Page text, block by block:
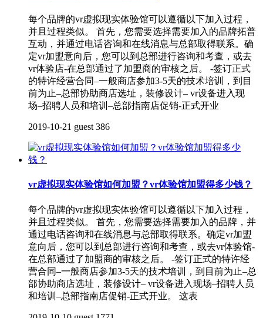
每个品牌的vr虚拟现实体验馆可以遵循以下加入过程，
并且过程类似。 首先，您需要选择需要加入的品牌拓普
互动，并通过电话咨询和在线消息与总部取得联系。确
定vr加盟意向后，您可以到总部进行咨询和考查，或去
vr体验店-在总部通过了加盟商的审核之后。 -签订正式
的特许经营合同–一般商店参加3-5天的技术培训，到目
前为止–总部协助商店选址，装修设计– vr设备进入现
场–招聘人员和培训–总部指南店促销-正式开业
2019-10-21 guest 386
vr虚拟现实体验馆如何加盟？vr体验馆加盟得多少钱？
每个品牌的vr虚拟现实体验馆可以遵循以下加入过程，
并且过程类似。 首先，您需要选择需要加入的品牌，并
通过电话咨询和在线消息与总部取得联系。确定vr加盟
意向后，您可以到总部进行咨询和考查，或去vr体验馆-
在总部通过了加盟商的审核之后。 -签订正式的特许经
营合同–一般商店参加3-5天的技术培训，到目前为止–总
部协助商店选址，装修设计– vr设备进入现场–招聘人员
和培训–总部指南店促销-正式开业。 这表